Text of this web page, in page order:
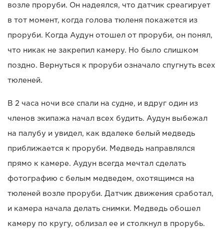
возле проруби. Он надеялся, что датчик среагирует
в тот момент, когда голова тюленя покажется из
проруби. Когда Аудун отошел от проруби, он понял,
что никак не закрепил камеру. Но было слишком
поздно. Вернуться к проруби означало спугнуть всех
тюленей.
В 2 часа ночи все спали на судне, и вдруг один из
членов экипажа начал всех будить. Аудун выбежал
на палубу и увидел, как вдалеке белый медведь
приближается к проруби. Медведь направлялся
прямо к камере. Аудун всегда мечтал сделать
фотографию с белым медведем, охотящимся на
тюленей возле проруби. Датчик движения сработал,
и камера начала делать снимки. Медведь обошел
камеру по кругу, облизал ее и столкнул в прорубь.